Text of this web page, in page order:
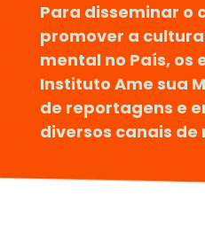
Para disseminar o
promover a
mental no País, os
Instituto Ame sua
de reportagens e
diversos canais